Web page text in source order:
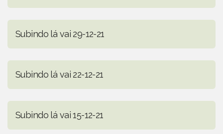
Subindo lá vai 29-12-21
Subindo lá vai 22-12-21
Subindo lá vai 15-12-21